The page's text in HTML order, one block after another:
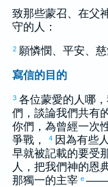
致那些蒙召、在父
守的人：
2 願憐憫、平安、
寫信的目的
3 各位蒙愛的人哪
們，談論我們共有
你們，為曾經一次
爭戰，
4 因為有些
早就被記載的要受
人，把我們神的恩
那獨一的主宰 e ——